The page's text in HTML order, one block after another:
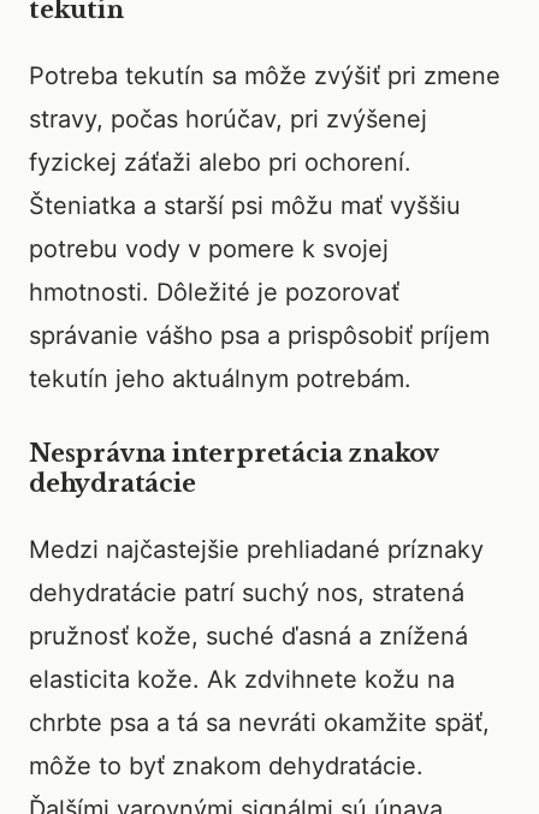
tekutín
Potreba tekutín sa môže zvýšiť pri zmene
stravy, počas horúčav, pri zvýšenej
fyzickej záťaži alebo pri ochorení.
Šteniatka a starší psi môžu mať vyššiu
potrebu vody v pomere k svojej
hmotnosti. Dôležité je pozorovať
správanie vášho psa a prispôsobiť príjem
tekutín jeho aktuálnym potrebám.
Nesprávna interpretácia znakov
dehydratácie
Medzi najčastejšie prehliadané príznaky
dehydratácie patrí suchý nos, stratená
pružnosť kože, suché ďasná a znížená
elasticita kože. Ak zdvihnete kožu na
chrbte psa a tá sa nevráti okamžite späť,
môže to byť znakom dehydratácie.